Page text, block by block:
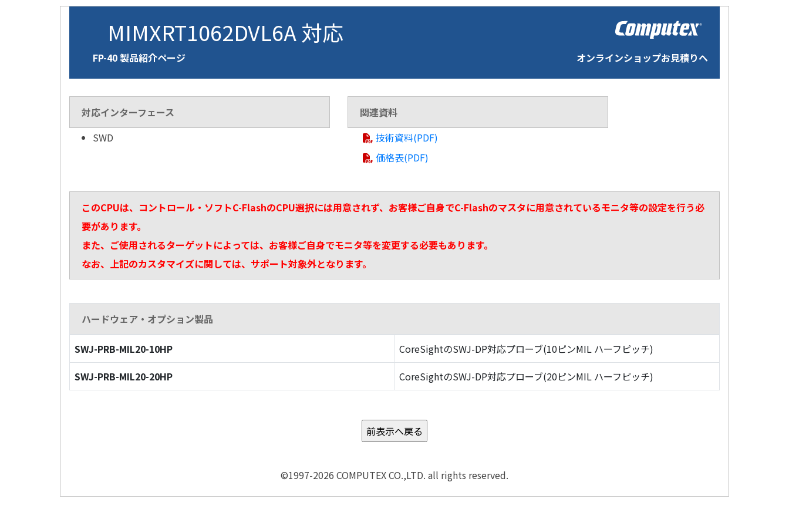
MIMXRT1062DVL6A 対応
FP-40 製品紹介ページ オンラインショップお見積りへ
対応インターフェース
SWD
関連資料
技術資料(PDF)
価格表(PDF)
このCPUは、コントロール・ソフトC-FlashのCPU選択には用意されず、お客様ご自身でC-Flashのマスタに用意されているモニタ等の設定を行う必
要があります。
また、ご使用されるターゲットによっては、お客様ご自身でモニタ等を変更する必要もあります。
なお、上記のカスタマイズに関しては、サポート対象外となります。
ハードウェア・オプション製品
SWJ-PRB-MIL20-10HP
CoreSightのSWJ-DP対応プローブ(10ピンMIL ハーフピッチ)
SWJ-PRB-MIL20-20HP
CoreSightのSWJ-DP対応プローブ(20ピンMIL ハーフピッチ)
©1997-2026 COMPUTEX CO.,LTD. all rights reserved.